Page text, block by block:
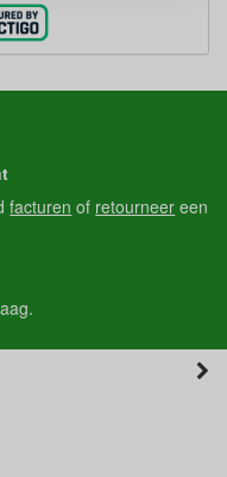
facturen of retourneer een